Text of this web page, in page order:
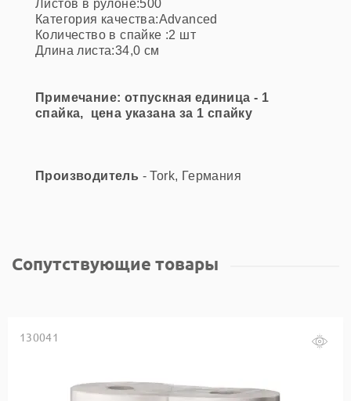
Листов в рулоне:500
Категория качества:Advanced
Количество в спайке :2 шт
Длина листа:34,0 см
Примечание: отпускная единица - 1
спайка, цена указана за 1 спайку
Производитель - Tork, Германия
Сопутствующие товары
130041